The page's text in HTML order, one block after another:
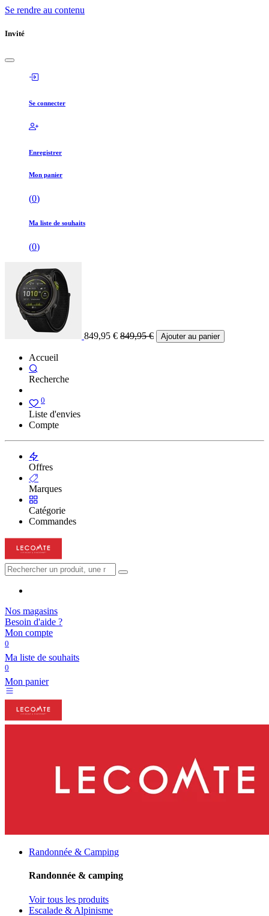
Se rendre au contenu
Invité
Se connecter
Enregistrer
Mon panier
(0)
Ma liste de souhaits
(0)
849,95 € 849,95€ Ajouter au panier
Accueil
Recherche
0
Liste d'envies
Compte
Offres
Marques
Catégorie
Commandes
Nos magasins
Besoin d'aide ?
Mon compte
0
Ma liste de souhaits
0
Mon panier
Randonnée & Camping
Randonnée & camping
Voir tous les produits
Escalade & Alpinisme